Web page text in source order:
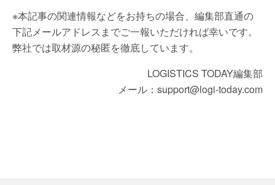
※本記事の関連情報などをお持ちの場合、編集部直通の
下記メールアドレスまでご一報いただければ幸いです。
弊社では取材源の秘匿を徹底しています。
LOGISTICS TODAY編集部
メール：support@logi-today.com